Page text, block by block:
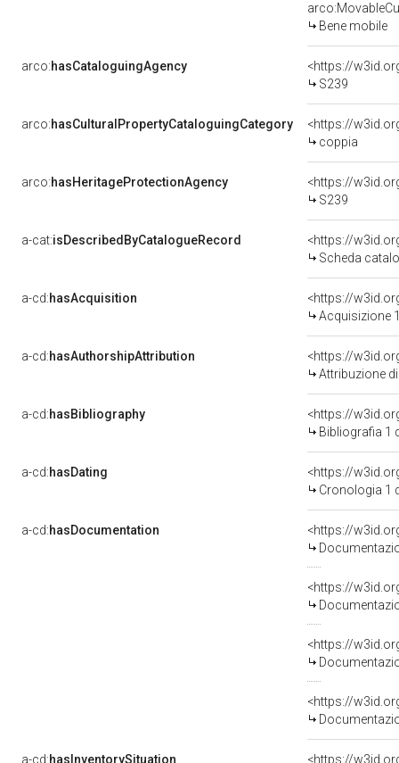
Bene mobile
arco:hasCataloguingAgency
<https://
S239
arco:hasCulturalPropertyCataloguingCategory
<https://
coppia
arco:hasHeritageProtectionAgency
<https://
S239
a-cat:isDescribedByCatalogueRecord
<https://
Scheda
a-cd:hasAcquisition
<https://
Acquisizione
a-cd:hasAuthorshipAttribution
Attribuzione
a-cd:hasBibliography
<https://
Bibliografia 1
a-cd:hasDating
<https://
Cronologia 1
a-cd:hasDocumentation
a-cd:hasInventorySituation <https://